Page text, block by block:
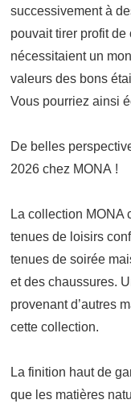
successivement à
pouvait tirer profit de
nécessitaient un
valeurs des bons
Vous pourriez ainsi
De belles
2026 chez MONA !
La collection MONA
tenues de loisirs
tenues de soirée
et des chaussures.
provenant d’autres
cette collection.
La finition haut de
que les matières